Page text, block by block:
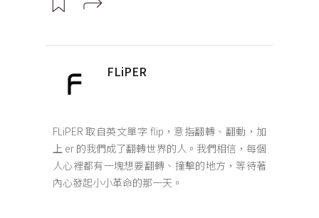
FLiPER
FLiPER 取自英文單字 flip，意指翻轉、翻動，加
上 er 的我們成了翻轉世界的人。我們相信，每個
人心裡都有一塊想要翻轉、撞擊的地方，等待著
內心發起小小革命的那一天。